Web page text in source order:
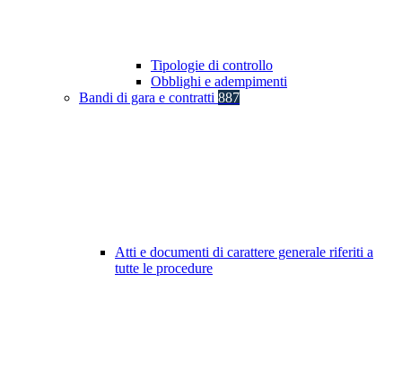
Tipologie di controllo
Obblighi e adempimenti
Bandi di gara e contratti 887
Atti e documenti di carattere generale riferiti a
tutte le procedure